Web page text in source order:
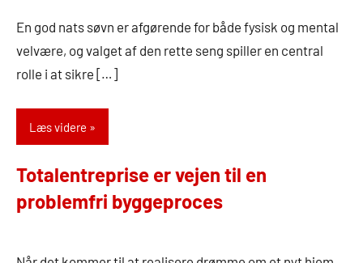
oktober
2024
En god nats søvn er afgørende for både fysisk og mental
velvære, og valget af den rette seng spiller en central
rolle i at sikre […]
Læs videre
Totalentreprise er vejen til en
problemfri byggeproces
oktober